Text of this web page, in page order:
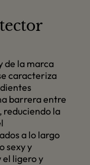
de la marca
caracteriza
barrera entre
reduciendo la
a lo largo
sexy y
el ligero y